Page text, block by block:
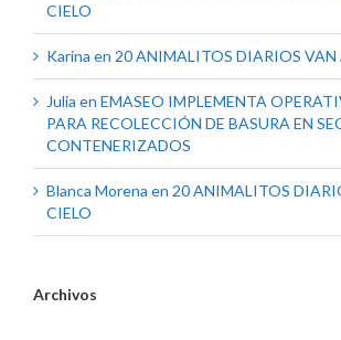
CIELO
Karina en 20 ANIMALITOS DIARIOS VAN
Julia en EMASEO IMPLEMENTA
PARA RECOLECCIÓN DE BASURA EN
CONTENERIZADOS
Blanca Morena en 20 ANIMALITOS
CIELO
Archivos